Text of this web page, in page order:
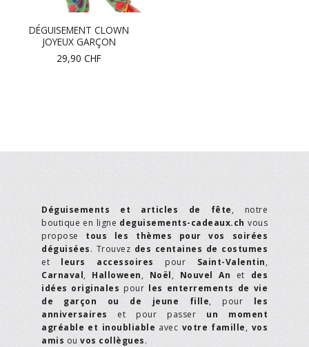
DÉGUISEMENT CLOWN
JOYEUX GARÇON
29,90 CHF
Déguisements et articles de fête, notre
boutique en ligne deguisements-cadeaux.ch vous
propose tous les thèmes pour vos soirées
déguisées. Trouvez des centaines de costumes
et leurs accessoires pour Saint-Valentin,
Carnaval, Halloween, Noël, Nouvel An et des
idées originales pour les enterrements de vie
de garçon ou de jeune fille, pour les
anniversaires et pour passer un moment
agréable et inoubliable avec votre famille, vos
amis ou vos collègues.